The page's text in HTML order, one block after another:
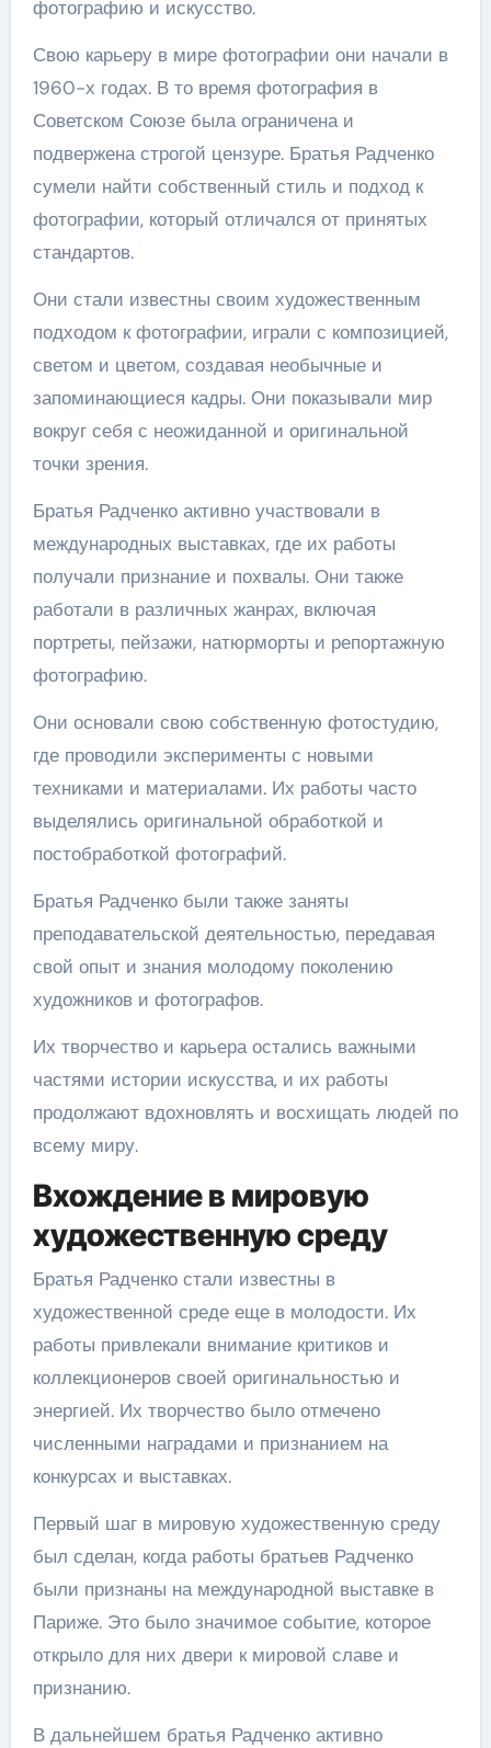
фотографию и искусство.
Свою карьеру в мире фотографии они начали в
1960-х годах. В то время фотография в
Советском Союзе была ограничена и
подвержена строгой цензуре. Братья Радченко
сумели найти собственный стиль и подход к
фотографии, который отличался от принятых
стандартов.
Они стали известны своим художественным
подходом к фотографии, играли с композицией,
светом и цветом, создавая необычные и
запоминающиеся кадры. Они показывали мир
вокруг себя с неожиданной и оригинальной
точки зрения.
Братья Радченко активно участвовали в
международных выставках, где их работы
получали признание и похвалы. Они также
работали в различных жанрах, включая
портреты, пейзажи, натюрморты и репортажную
фотографию.
Они основали свою собственную фотостудию,
где проводили эксперименты с новыми
техниками и материалами. Их работы часто
выделялись оригинальной обработкой и
постобработкой фотографий.
Братья Радченко были также заняты
преподавательской деятельностью, передавая
свой опыт и знания молодому поколению
художников и фотографов.
Их творчество и карьера остались важными
частями истории искусства, и их работы
продолжают вдохновлять и восхищать людей по
всему миру.
Вхождение в мировую
художественную среду
Братья Радченко стали известны в
художественной среде еще в молодости. Их
работы привлекали внимание критиков и
коллекционеров своей оригинальностью и
энергией. Их творчество было отмечено
численными наградами и признанием на
конкурсах и выставках.
Первый шаг в мировую художественную среду
был сделан, когда работы братьев Радченко
были признаны на международной выставке в
Париже. Это было значимое событие, которое
открыло для них двери к мировой славе и
признанию.
В дальнейшем братья Радченко активно